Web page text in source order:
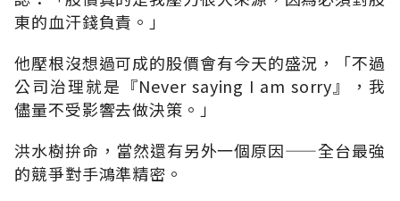
東的血汗錢負責。」
他壓根沒想過可成的股價會有今天的盛況，「不過
公司治理就是『Never saying I am sorry』，我
儘量不受影響去做決策。」
洪水樹拚命，當然還有另外一個原因——全台最強
的競爭對手鴻準精密。